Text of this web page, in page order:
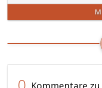
Kommentare zu